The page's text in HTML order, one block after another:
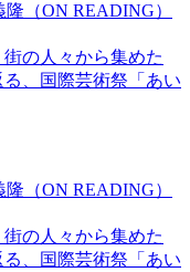
（ON READING）
の人々から集めた
、国際芸術祭「あい
（ON READING）
の人々から集めた
、国際芸術祭「あい